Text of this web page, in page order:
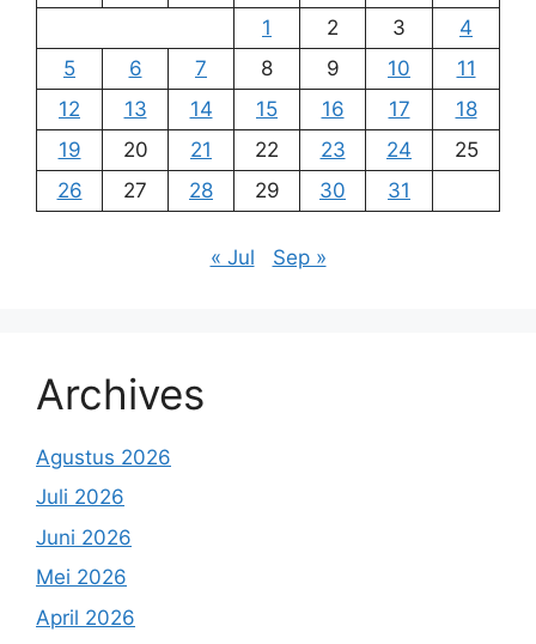
1
2 3
4
5
6 7 8 9 10
11
12
13 14 15 16 17
18
19
20 21 22 23 24
25
26
27 28 29 30 31
« Jul Sep »
Archives
Agustus 2026
Juli 2026
Juni 2026
Mei 2026
April 2026